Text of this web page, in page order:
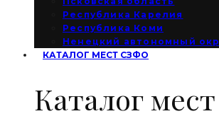
Республика Карелия
Республика Коми
Ненецкий автономный
КАТАЛОГ МЕСТ СЗФО
Каталог